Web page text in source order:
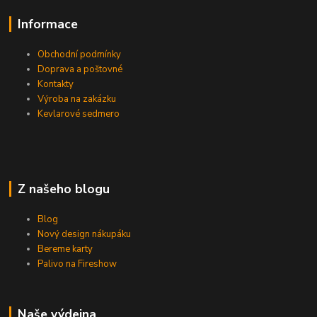
Informace
Obchodní podmínky
Doprava a poštovné
Kontakty
Výroba na zakázku
Kevlarové sedmero
Z našeho blogu
Blog
Nový design nákupáku
Bereme karty
Palivo na Fireshow